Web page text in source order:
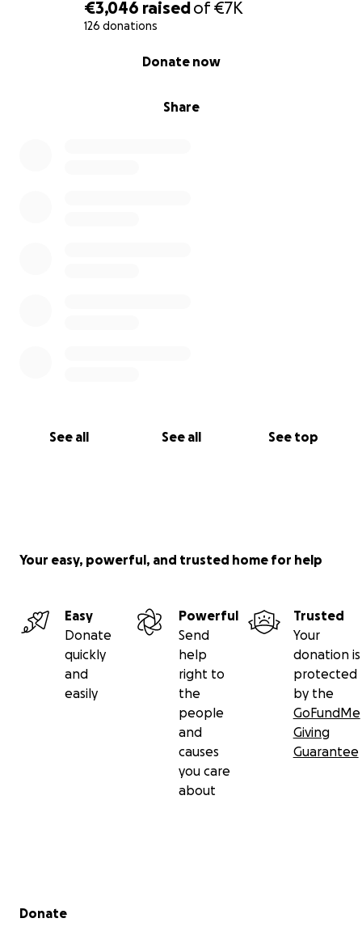
€3,046 raisedof€7K
126 donations
Share
Donate now
See all See all See top
Your easy, powerful, and trusted home for help
Easy
Donate
quickly
and
easily
Powerful
Send
help
right to
the
people
and
causes
you care
about
Trusted
Your
donation is
protected
by the
GoFundMe
Giving
Guarantee
Secondary menu
Donate